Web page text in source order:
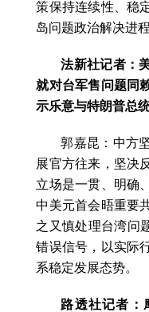
策保持连续性、稳
岛问题政治解决进
法新社记者：
就对台军售问题同
示乐意与特朗普总
郭嘉昆：中方
展官方往来，坚决
立场是一贯、明确
中美元首会晤重要
之又慎处理台湾问
错误信号，以实际
系稳定发展态势。
路透社记者：